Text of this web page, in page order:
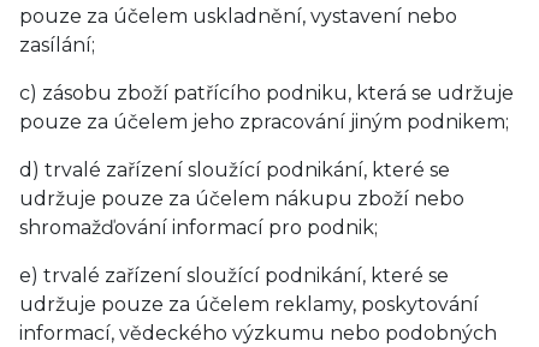
pouze za účelem uskladnění, vystavení nebo
zasílání;
c) zásobu zboží patřícího podniku, která se udržuje
pouze za účelem jeho zpracování jiným podnikem;
d) trvalé zařízení sloužící podnikání, které se
udržuje pouze za účelem nákupu zboží nebo
shromažďování informací pro podnik;
e) trvalé zařízení sloužící podnikání, které se
udržuje pouze za účelem reklamy, poskytování
informací, vědeckého výzkumu nebo podobných